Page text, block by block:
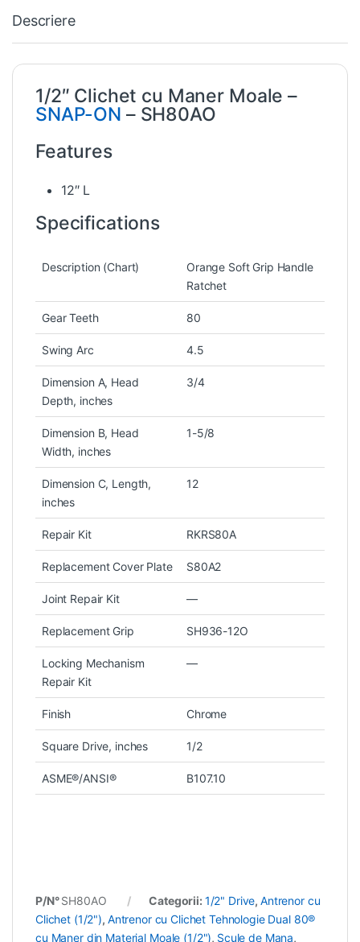
Descriere
1/2″ Clichet cu Maner Moale –
SNAP-ON – SH80AO
Features
12″ L
Specifications
Description (Chart)
Orange Soft Grip Handle
Ratchet
Gear Teeth 80
Swing Arc 4.5
Dimension A, Head
Depth, inches
3/4
Dimension B, Head
Width, inches
1-5/8
Dimension C, Length,
inches
12
Repair Kit RKRS80A
Replacement Cover Plate S80A2
Joint Repair Kit —
Replacement Grip SH936-12O
Locking Mechanism
Repair Kit
—
Finish Chrome
Square Drive, inches 1/2
ASME®/ANSI® B107.10
P/N°SH80AO Categorii: 1/2" Drive,Antrenor cu
Clichet (1/2"), Antrenor cu Clichet Tehnologie Dual 80®
cu Maner din Material Moale (1/2"), Scule de Mana,